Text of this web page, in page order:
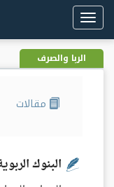
Toggle
navigation
الربا والصرف
مقالات
البنوك